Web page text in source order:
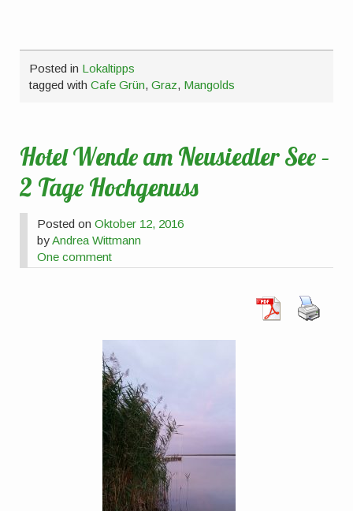
Posted in Lokaltipps
tagged withCafe Grün,Graz, Mangolds
Hotel Wende am Neusiedler See –
2 Tage Hochgenuss
Posted onOktober 12, 2016
byAndrea Wittmann
One comment